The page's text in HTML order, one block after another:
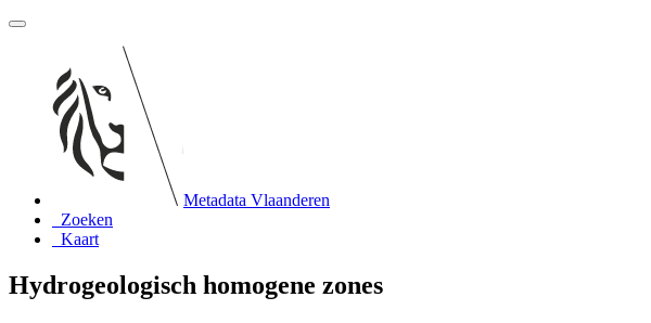
Metadata Vlaanderen
Zoeken
Kaart
Hydrogeologisch homogene zones